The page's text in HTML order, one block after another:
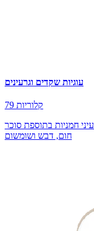
עוגיות שקדים וגרעינים
79 קלוריות
חמניות בתוספת סוכר
חום, דבש ושומשום